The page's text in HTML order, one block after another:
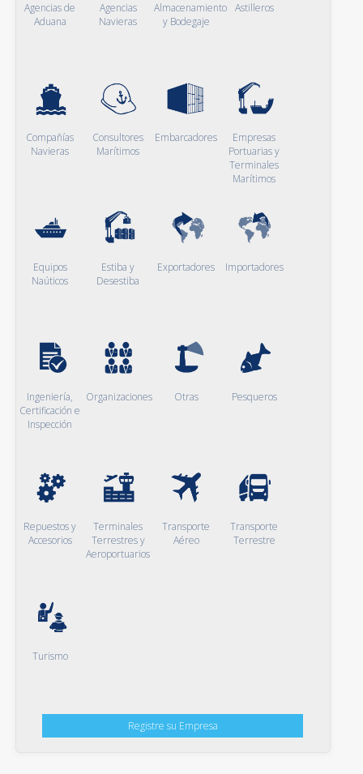
Agencias de
Aduana
Agencias
Navieras
Almacenamiento
y Bodegaje
Astilleros
Compañías
Navieras
Consultores
Marítimos
Embarcadores
Empresas
Portuarias y
Terminales
Marítimos
Equipos
Naúticos
Estiba y
Desestiba
Exportadores Importadores
Ingeniería,
Certificación e
Inspección
Organizaciones Otras Pesqueros
Repuestos y
Accesorios
Terminales
Terrestres y
Aeroportuarios
Transporte
Aéreo
Transporte
Terrestre
Turismo
Registre su Empresa